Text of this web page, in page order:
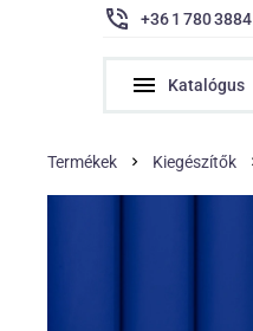
+36 1 780 3884
Katalógus
Termékek Kiegészítők